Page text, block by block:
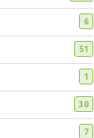
6
51
1
30
7